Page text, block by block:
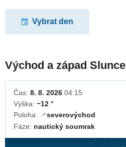
Vybrat den
Východ a západ Slunce
Čas: 8. 8. 2026 04:15
Výška: −12 °
Poloha: ↓severovýchod
Fáze: nautický soumrak